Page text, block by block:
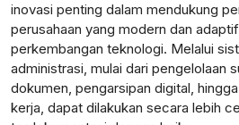
inovasi penting dalam mendukung
perusahaan yang modern dan
perkembangan teknologi. Melalui
administrasi, mulai dari pengelolaan
dokumen, pengarsipan digital,
kerja, dapat dilakukan secara lebih